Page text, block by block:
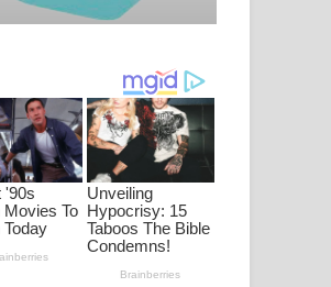
ගීතයේ පද පෙළ
ඔබමයි මගේ ආදරේ ගීතයේ පද පෙළ
Pansal Gihin Song Lyrics - පන්සල් ගිහිං
ගීතයේ පද පෙළ
Ankeliya Song Lyrics - අංකෙළිය ගීතයේ